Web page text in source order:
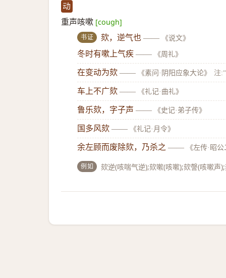
动
重声咳嗽 [cough]
书证 欬，逆气也 —— 《说文》
冬时有嗽上气疾 —— 《周礼》
在变动为欬 —— 《素问·阴阳应象大论》 注
车上不广欬 —— 《礼记·曲礼》
鲁乐欬，字子声 —— 《史记·弟子传》
国多风欬 —— 《礼记·月令》
余左顾而废除欬，乃杀之 —— 《左传·昭
例如 欬逆(咳喘气逆);欬嗽(咳嗽);欬謦(咳嗽声